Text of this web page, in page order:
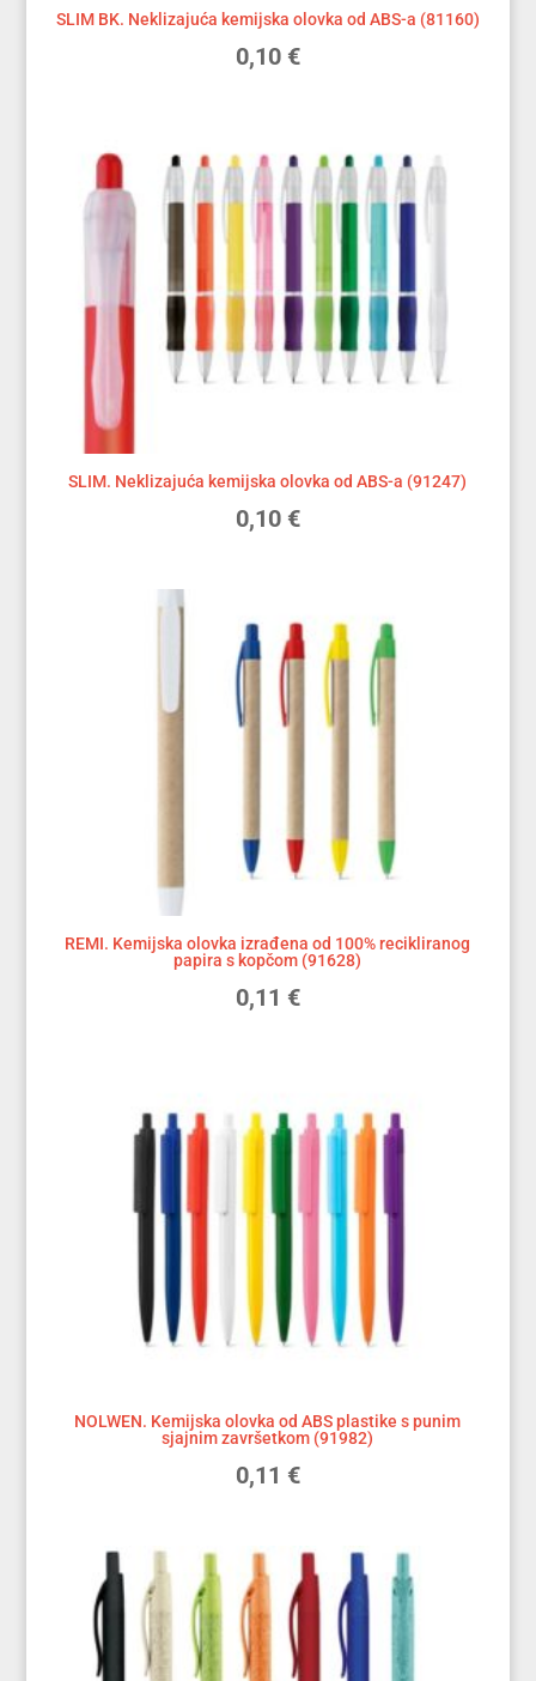
SLIM BK. Neklizajuća kemijska olovka od ABS-a (81160)
0,10 €
SLIM. Neklizajuća kemijska olovka od ABS-a (91247)
0,10 €
REMI. Kemijska olovka izrađena od 100% recikliranog
papira s kopčom (91628)
0,11 €
NOLWEN. Kemijska olovka od ABS plastike s punim
sjajnim završetkom (91982)
0,11 €